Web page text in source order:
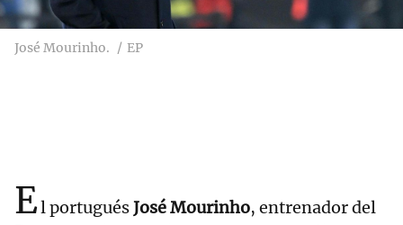
José Mourinho. EP
El portuguésJosé Mourinho, entrenador del